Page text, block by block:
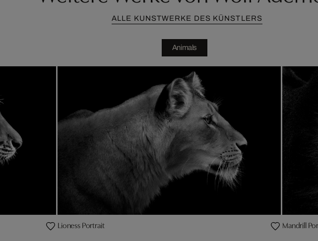
ALLE KUNSTWERKE DES KÜNSTLERS
Animals
Lioness Portrait Mandrill